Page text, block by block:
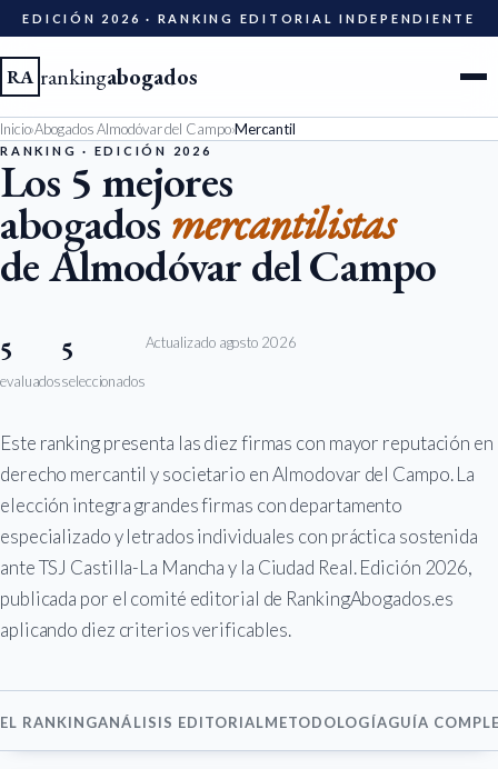
EDICIÓN 2026 · RANKING EDITORIAL INDEPENDIENTE
RA rankingabogados
Ciudades
Especialidades
Diccionario
Metodología
Ser evaluado
Inicio›Abogados Almodóvar del Campo›Mercantil
RANKING · EDICIÓN 2026
Los 5 mejores
abogados mercantilistas
de Almodóvar del Campo
5
evaluados
5
seleccionados
Actualizado agosto 2026
Este ranking presenta las diez firmas con mayor reputación en
derecho mercantil y societario en Almodovar del Campo. La
elección integra grandes firmas con departamento
especializado y letrados individuales con práctica sostenida
ante TSJ Castilla-La Mancha y la Ciudad Real. Edición 2026,
publicada por el comité editorial de RankingAbogados.es
aplicando diez criterios verificables.
EL RANKINGANÁLISIS EDITORIALMETODOLOGÍAGUÍA